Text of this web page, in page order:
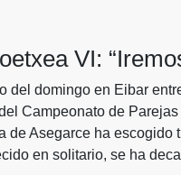
VI:
del domingo en Eibar
Campeonato de
de Asegarce ha escogido
en solitario, se ha